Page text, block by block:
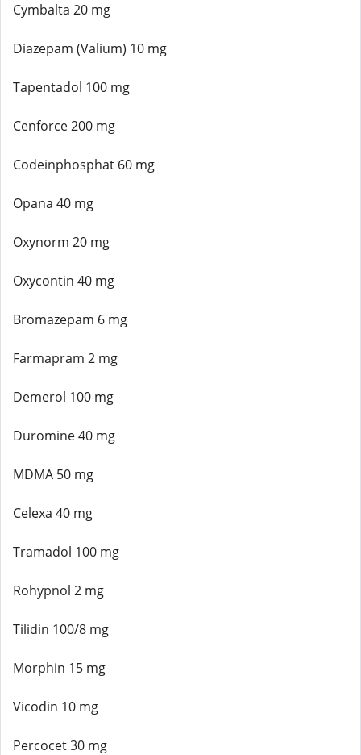
Cymbalta 20 mg
Diazepam (Valium) 10 mg
Tapentadol 100 mg
Cenforce 200 mg
Codeinphosphat 60 mg
Opana 40 mg
Oxynorm 20 mg
Oxycontin 40 mg
Bromazepam 6 mg
Farmapram 2 mg
Demerol 100 mg
Duromine 40 mg
MDMA 50 mg
Celexa 40 mg
Tramadol 100 mg
Rohypnol 2 mg
Tilidin 100/8 mg
Morphin 15 mg
Vicodin 10 mg
Percocet 30 mg